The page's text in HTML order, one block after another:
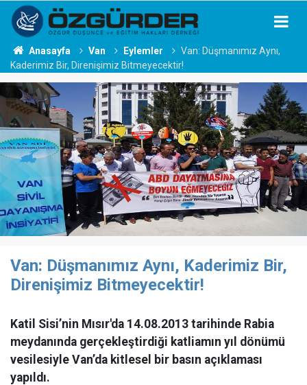
Anasayfa Van Eylemler
Van: Düşmanımız Aynı,
Kaderimiz Bir, Direnişimiz Bitmeyecektir!
Van: Düşmanımız Aynı, Kaderimiz Bir,
Direnişimiz Bitmeyecektir!
Katil Sisi’nin Mısır'da 14.08.2013 tarihinde Rabia
meydanında gerçekleştirdiği katliamın yıl dönümü
vesilesiyle Van’da kitlesel bir basın açıklaması
yapıldı.